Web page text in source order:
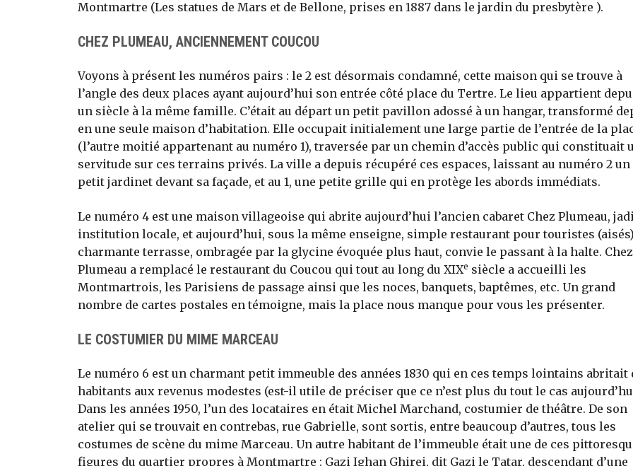
Montmartre (Les statues de Mars et de Bellone, prises en 1887 dans le jardin du presbytère ).
CHEZ PLUMEAU, ANCIENNEMENT COUCOU
Voyons à présent les numéros pairs : le 2 est désormais condamné, cette maison qui se trouve à
l’angle des deux places ayant aujourd’hui son entrée côté place du Tertre. Le lieu appartient
un siècle à la même famille. C’était au départ un petit pavillon adossé à un hangar, transformé
en une seule maison d’habitation. Elle occupait initialement une large partie de l’entrée de la
(l’autre moitié appartenant au numéro 1), traversée par un chemin d’accès public qui constituait
servitude sur ces terrains privés. La ville a depuis récupéré ces espaces, laissant au numéro 2 un
petit jardinet devant sa façade, et au 1, une petite grille qui en protège les abords immédiats.
Le numéro 4 est une maison villageoise qui abrite aujourd’hui l’ancien cabaret Chez Plumeau,
institution locale, et aujourd’hui, sous la même enseigne, simple restaurant pour touristes
charmante terrasse, ombragée par la glycine évoquée plus haut, convie le passant à la halte. Chez
Plumeau a remplacé le restaurant du Coucou qui tout au long du XIXe siècle a accueilli les
Montmartrois, les Parisiens de passage ainsi que les noces, banquets, baptêmes, etc. Un grand
nombre de cartes postales en témoigne, mais la place nous manque pour vous les présenter.
LE COSTUMIER DU MIME MARCEAU
Le numéro 6 est un charmant petit immeuble des années 1830 qui en ces temps lointains abritait
habitants aux revenus modestes (est-il utile de préciser que ce n’est plus du tout le cas
Dans les années 1950, l’un des locataires en était Michel Marchand, costumier de théâtre. De son
atelier qui se trouvait en contrebas, rue Gabrielle, sont sortis, entre beaucoup d’autres, tous les
costumes de scène du mime Marceau. Un autre habitant de l’immeuble était une de ces
figures du quartier propres à Montmartre : Gazi Ighan Ghirei, dit Gazi le Tatar, descendant d’une